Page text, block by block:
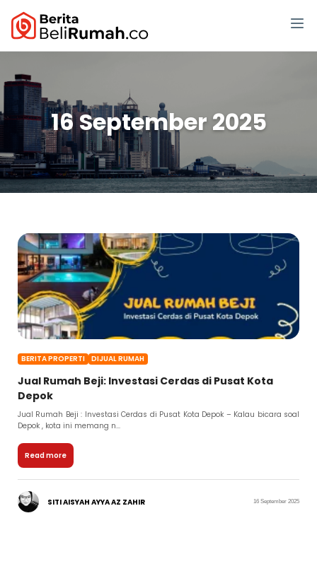
16 September 2025
BERITA PROPERTI DIJUAL RUMAH
Jual Rumah Beji: Investasi Cerdas di Pusat Kota
Depok
Jual Rumah Beji : Investasi Cerdas di Pusat Kota Depok – Kalau bicara soal
Depok , kota ini memang n...
Read more
SITI AISYAH AYYA AZ ZAHIR 16 September 2025